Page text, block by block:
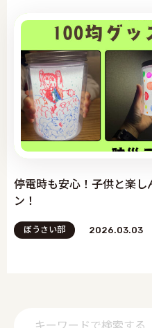
停電時も安心！子供と楽し
ン！
ぼうさい部 2026.03.03